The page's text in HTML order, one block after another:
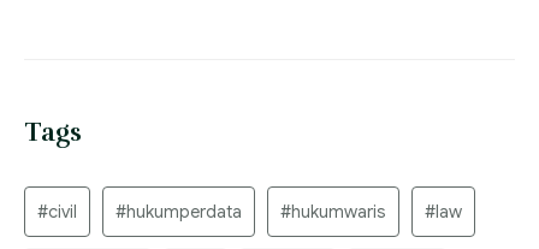
Tags
#civil #hukumperdata #hukumwaris #law